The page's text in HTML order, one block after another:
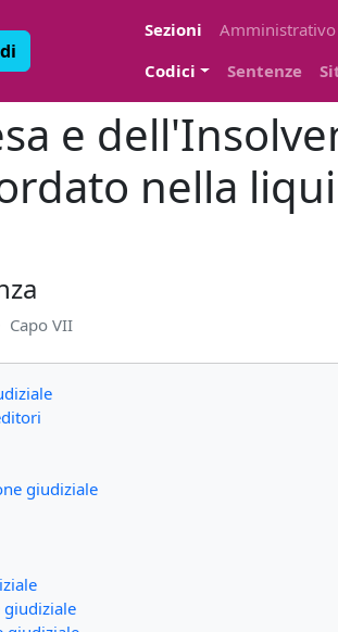
Sezioni
Amministrativo
Codici
Sentenze
e
nella
Capo VII
giudiziale
giudiziale